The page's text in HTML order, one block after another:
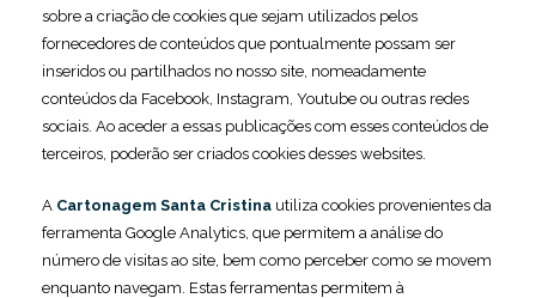
sobre a criação de cookies que sejam utilizados pelos
fornecedores de conteúdos que pontualmente possam ser
inseridos ou partilhados no nosso site, nomeadamente
conteúdos da Facebook, Instagram, Youtube ou outras redes
sociais. Ao aceder a essas publicações com esses conteúdos de
terceiros, poderão ser criados cookies desses websites.
A Cartonagem Santa Cristina utiliza cookies provenientes da
ferramenta Google Analytics, que permitem a análise do
número de visitas ao site, bem como perceber como se movem
enquanto navegam. Estas ferramentas permitem à